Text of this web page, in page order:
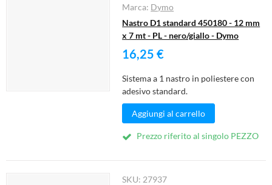
Marca: Dymo
Nastro D1 standard 450180 - 12 mm
x 7 mt - PL - nero/giallo - Dymo
16,25 €
Sistema a 1 nastro in poliestere con
adesivo standard.
Aggiungi al carrello
Prezzo riferito al singolo PEZZO
SKU: 27937